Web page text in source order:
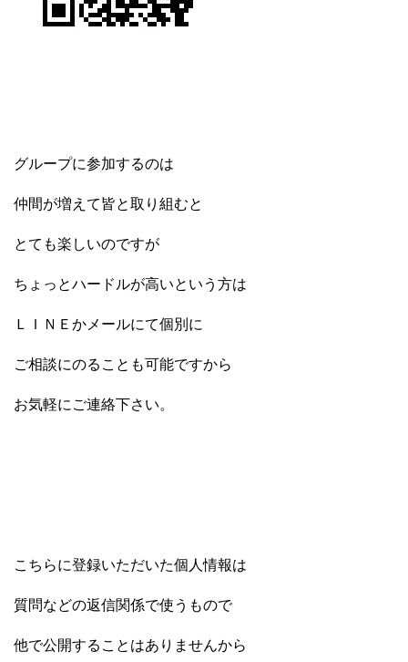
グループに参加するのは
仲間が増えて皆と取り組むと
とても楽しいのですが
ちょっとハードルが高いという方は
ＬＩＮＥかメールにて個別に
ご相談にのることも可能ですから
お気軽にご連絡下さい。
こちらに登録いただいた個人情報は
質問などの返信関係で使うもので
他で公開することはありませんから